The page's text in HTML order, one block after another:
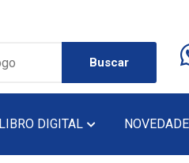
Buscar
LIBRO DIGITAL